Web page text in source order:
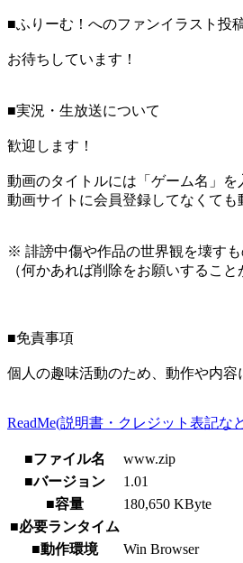
■ふりーむ！へのファンイラスト投
お待ちしています！
■実況・生放送について
歓迎します！
動画のタイトルには「ゲーム名」
動画サイトに会員登録してなくても
※ 誹謗中傷や作品の世界観を壊す
（何かあれば削除をお願いするこ
■免責事項
個人の趣味活動のため、動作や内容
ReadMe(説明書・クレジット表記な
■ファイル名
www.zip
■バージョン
1.01
■容量
180,650 KByte
■必要ランタイム
■動作環境
Win Browser